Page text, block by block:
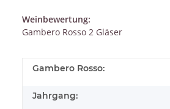
Weinbewertung:
Gambero Rosso 2 Gläser
Gambero Rosso:
Jahrgang: